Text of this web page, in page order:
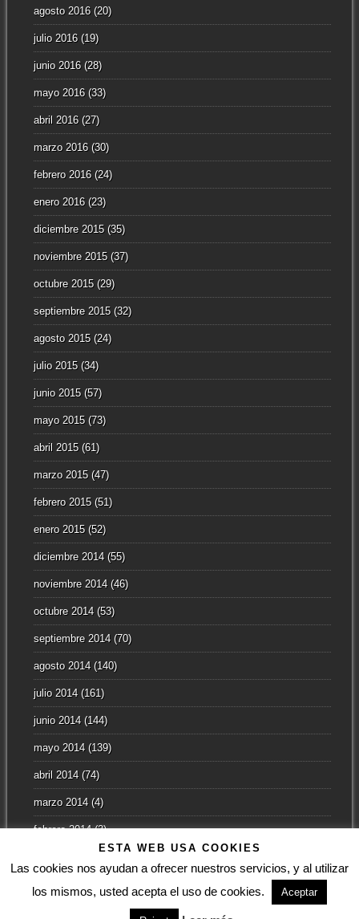
agosto 2016(20)
julio 2016(19)
junio 2016(28)
mayo 2016(33)
abril 2016(27)
marzo 2016(30)
febrero 2016(24)
enero 2016(23)
diciembre 2015(35)
noviembre 2015(37)
octubre 2015(29)
septiembre 2015(32)
agosto 2015(24)
julio 2015(34)
junio 2015(57)
mayo 2015(73)
abril 2015(61)
marzo 2015(47)
febrero 2015(51)
enero 2015(52)
diciembre 2014(55)
noviembre 2014(46)
octubre 2014(53)
septiembre 2014(70)
agosto 2014(140)
julio 2014(161)
junio 2014(144)
mayo 2014(139)
abril 2014(74)
marzo 2014(4)
febrero 2014(3)
ESTA WEB USA COOKIES
Las cookies nos ayudan a ofrecer nuestros servicios, y al utilizar
los mismos, usted acepta el uso de cookies.
Aceptar